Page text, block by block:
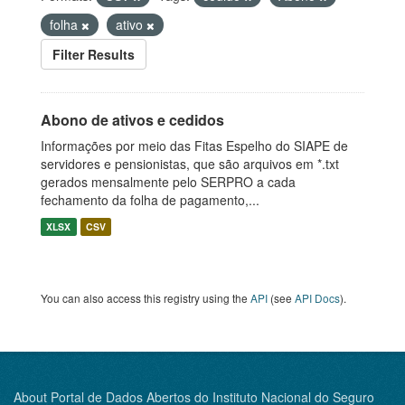
folha
ativo
Filter Results
Abono de ativos e cedidos
Informações por meio das Fitas Espelho do SIAPE de
servidores e pensionistas, que são arquivos em *.txt
gerados mensalmente pelo SERPRO a cada
fechamento da folha de pagamento,...
XLSX CSV
You can also access this registry using the API (see API Docs).
About Portal de Dados Abertos do Instituto Nacional do Seguro